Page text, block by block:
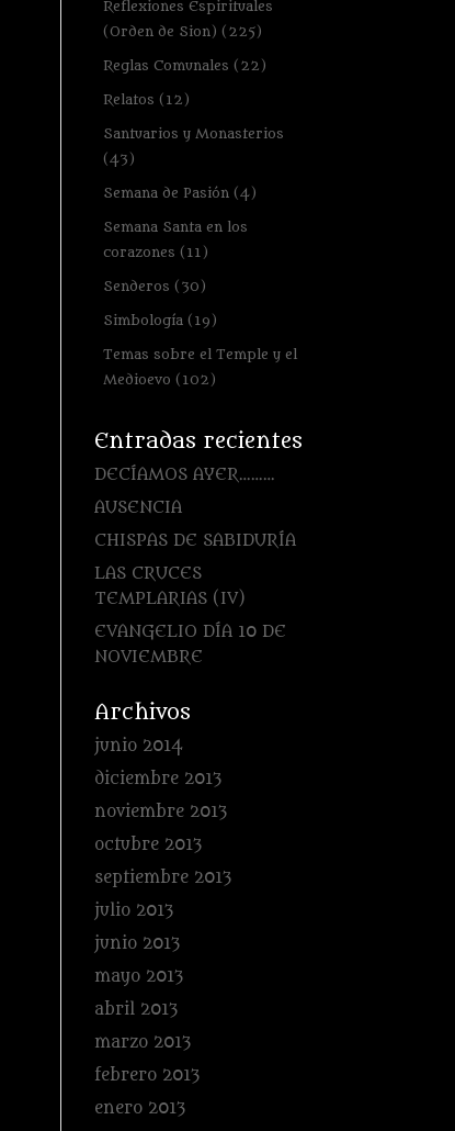
Reflexiones Espirituales
(Orden de Sion) (225)
Reglas Comunales (22)
Relatos (12)
Santuarios y Monasterios
(43)
Semana de Pasión (4)
Semana Santa en los
corazones (11)
Senderos (30)
Simbología (19)
Temas sobre el Temple y el
Medioevo (102)
Entradas recientes
DECÍAMOS AYER………
AUSENCIA
CHISPAS DE SABIDURÍA
LAS CRUCES
TEMPLARIAS (IV)
EVANGELIO DÍA 10 DE
NOVIEMBRE
Archivos
junio 2014
diciembre 2013
noviembre 2013
octubre 2013
septiembre 2013
julio 2013
junio 2013
mayo 2013
abril 2013
marzo 2013
febrero 2013
enero 2013